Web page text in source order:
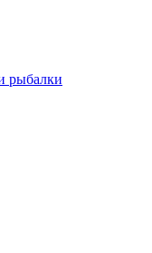
рыбалки